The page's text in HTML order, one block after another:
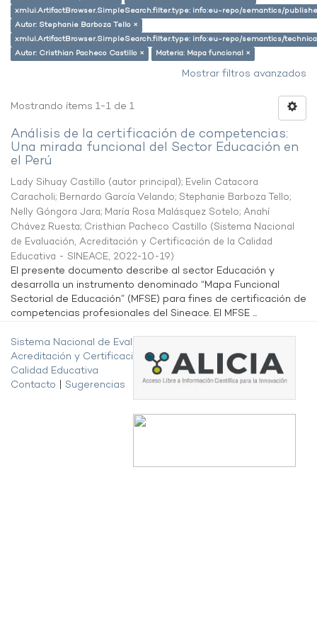
xmlui.ArtifactBrowser.SimpleSearch.filter.type: info:eu-repo/semantics/
Autor: Stephanie Barboza Tello ×
xmlui.ArtifactBrowser.SimpleSearch.filter.type: info:eu-repo/semantics/
Autor: Cristhian Pacheco Castillo ×
Materia: Mapa funcional ×
Mostrar filtros avanzados
Mostrando ítems 1-1 de 1
Análisis de la certificación de competencias:
Una mirada funcional del Sector Educación en
el Perú
Lady Sihuay Castillo (autor principal); Evelin Catacora
Caracholi; Bernardo García Velando; Stephanie Barboza Tello;
Nelly Góngora Jara; María Rosa Malásquez Sotelo; Anahí
Chávez Ruesta; Cristhian Pacheco Castillo (Sistema Nacional
de Evaluación, Acreditación y Certificación de la Calidad
Educativa - SINEACE, 2022-10-19)
El presente documento describe al sector Educación y
desarrolla un instrumento denominado “Mapa Funcional
Sectorial de Educación” (MFSE) para fines de certificación de
competencias profesionales del Sineace. El MFSE ...
Sistema Nacional de Evaluación,
Acreditación y Certificación de la
Calidad Educativa
Contacto
Sugerencias